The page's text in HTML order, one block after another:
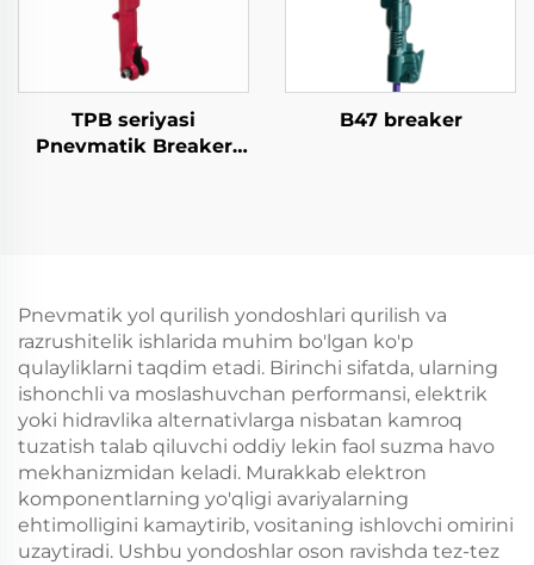
TPB seriyasi
Pnevmatik Breaker
B47 breaker
Pnevmatik yol qurilish yondoshlari qurilish va
razrushitelik ishlarida muhim bo'lgan ko'p
qulayliklarni taqdim etadi. Birinchi sifatda, ularning
ishonchli va moslashuvchan performansi, elektrik
yoki hidravlika alternativlarga nisbatan kamroq
tuzatish talab qiluvchi oddiy lekin faol suzma havo
mekhanizmidan keladi. Murakkab elektron
komponentlarning yo'qligi avariyalarning
ehtimolligini kamaytirib, vositaning ishlovchi omirini
uzaytiradi. Ushbu yondoshlar oson ravishda tez-tez